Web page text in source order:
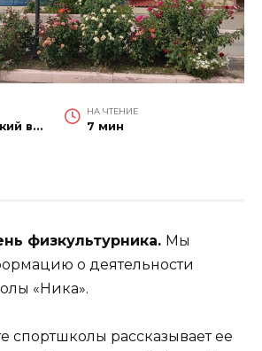
Красносулинский вестник
НА ЧТЕНИЕ
7 мин
физкультурника. Мы
о деятельности
«Ника».
спортшколы рассказывает ее